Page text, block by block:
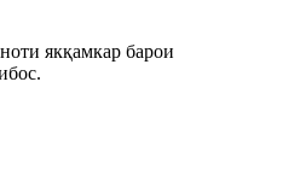
якқамкар барои